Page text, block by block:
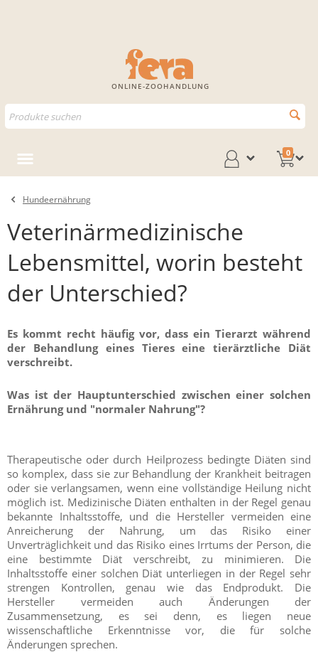
ONLINE-ZOOHANDLUNG
0
Hundeernährung
Veterinärmedizinische
Lebensmittel, worin besteht
der Unterschied?
Es kommt recht häufig vor, dass ein Tierarzt während
der Behandlung eines Tieres eine tierärztliche Diät
verschreibt.
Was ist der Hauptunterschied zwischen einer solchen
Ernährung und "normaler Nahrung"?
Therapeutische oder durch Heilprozess bedingte Diäten sind
so komplex, dass sie zur Behandlung der Krankheit beitragen
oder sie verlangsamen, wenn eine vollständige Heilung nicht
möglich ist. Medizinische Diäten enthalten in der Regel genau
bekannte Inhaltsstoffe, und die Hersteller vermeiden eine
Anreicherung der Nahrung, um das Risiko einer
Unverträglichkeit und das Risiko eines Irrtums der Person, die
eine bestimmte Diät verschreibt, zu minimieren. Die
Inhaltsstoffe einer solchen Diät unterliegen in der Regel sehr
strengen Kontrollen, genau wie das Endprodukt. Die
Hersteller vermeiden auch Änderungen der
Zusammensetzung, es sei denn, es liegen neue
wissenschaftliche Erkenntnisse vor, die für solche
Änderungen sprechen.